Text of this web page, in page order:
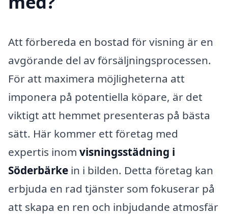
Att förbereda en bostad för visning är en
avgörande del av försäljningsprocessen.
För att maximera möjligheterna att
imponera på potentiella köpare, är det
viktigt att hemmet presenteras på bästa
sätt. Här kommer ett företag med
expertis inom visningsstädning i
Söderbärke in i bilden. Detta företag kan
erbjuda en rad tjänster som fokuserar på
att skapa en ren och inbjudande atmosfär